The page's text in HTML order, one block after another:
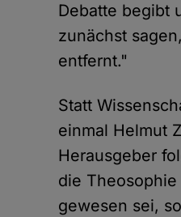
Debatte begibt
zunächst
entfernt."
Statt
einmal Helmut
Herausgeber
die Theosophie
gewesen sei,